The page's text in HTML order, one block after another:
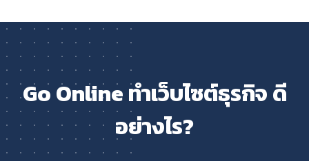
Go Online ทำเว็บไซต์ธุรกิจ ดี
อย่างไร?